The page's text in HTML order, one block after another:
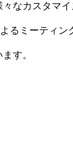
なカスタマ
るミーティン
す。